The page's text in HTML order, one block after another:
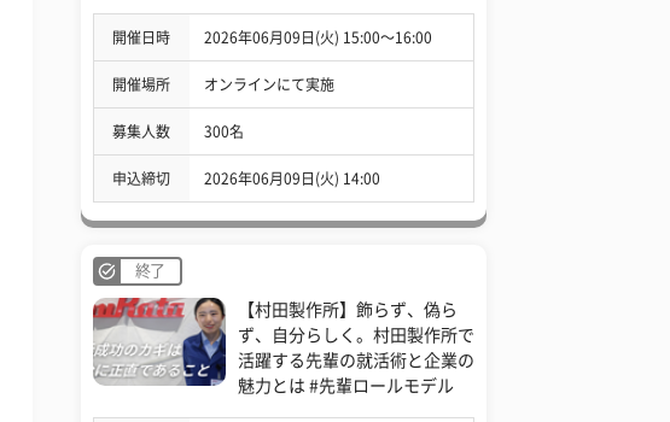
開催日時 2026年06月09日(火) 15:00〜16:00
開催場所 オンラインにて実施
募集人数 300名
申込締切 2026年06月09日(火) 14:00
終了
【村田製作所】飾らず、偽ら
ず、自分らしく。村田製作所で
活躍する先輩の就活術と企業の
魅力とは #先輩ロールモデル